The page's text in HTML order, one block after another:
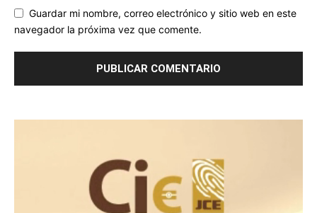
Guardar mi nombre, correo electrónico y sitio web en este
navegador la próxima vez que comente.